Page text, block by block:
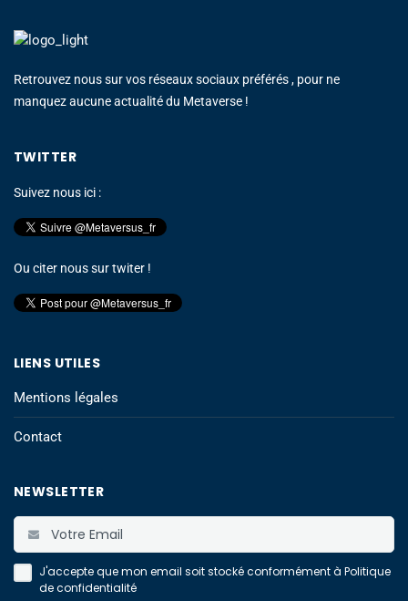
Retrouvez nous sur vos réseaux sociaux préférés , pour ne
manquez aucune actualité du Metaverse !
TWITTER
Suivez nous ici :
Ou citer nous sur twiter !
LIENS UTILES
Mentions légales
Contact
NEWSLETTER
J'accepte que mon email soit stocké conformément à Politique
de confidentialité